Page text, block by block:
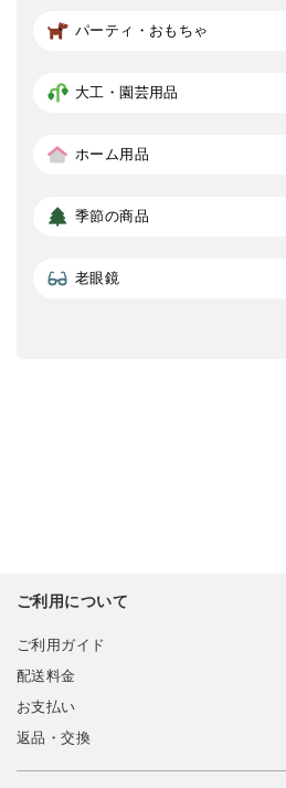
パーティ・おもちゃ
大工・園芸用品
ホーム用品
季節の商品
老眼鏡
ご利用について
ご利用ガイド
配送料金
お支払い
返品・交換